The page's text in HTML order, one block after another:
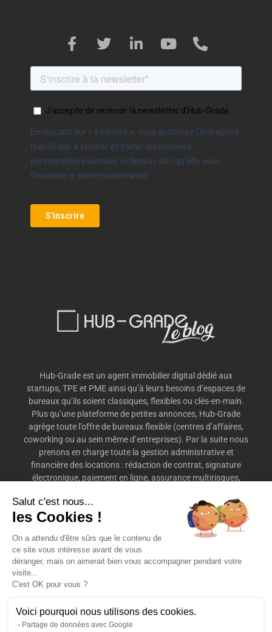
Hub-Grade est un agent immobilier digital dédié aux
startups, TPE et PME ainsi qu’à leurs besoins d’espaces de
bureaux qu’ils soient classiques, flexibles ou clés-en-main.
Plus qu’une plateforme de petites annonces, Hub-Grade
agrège toute l’offre de bureaux flexible (centres d’affaires,
coworking ou au sein même d’entreprises). Par la suite nous
prenons en charge toute la gestion administrative et
financière des locations : rédaction de contrat, signature
électronique, paiement en ligne, assurance multirisques,
DÉCOUVRIR HUB-GRADE
MENTIONS LÉGALES
Salut c'est nous...
les Cookies !
On a attendu d'être sûrs que le contenu de
ce site vous intéresse avant de vous
déranger, mais on aimerait bien vous accompagner pendant votre
visite...
C'est OK pour vous ?
Voici pourquoi nous utilisons des cookies.
Partage de données avec Google